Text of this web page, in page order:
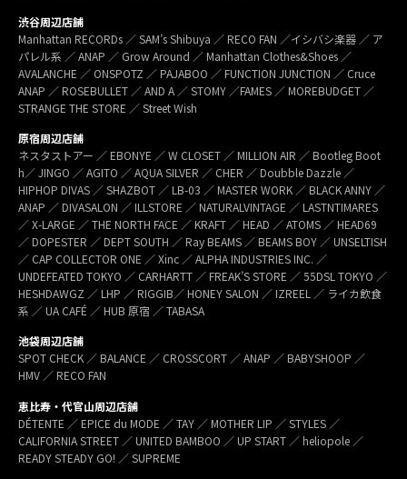
渋谷周辺店舗
Manhattan RECORDs ／ SAM’s Shibuya ／ RECO FAN ／イシバシ楽器 ／ ア
パレル系 ／ ANAP ／ Grow Around ／ Manhattan Clothes&Shoes ／
AVALANCHE ／ ONSPOTZ ／ PAJABOO ／ FUNCTION JUNCTION ／ Cruce
ANAP ／ ROSEBULLET ／ AND A ／ STOMY ／FAMES ／ MOREBUDGET ／
STRANGE THE STORE ／ Street Wish
原宿周辺店舗
ネスタストアー ／ EBONYE ／ W CLOSET ／ MILLION AIR ／ Bootleg Boot
h／ JINGO ／ AGITO ／ AQUA SILVER ／ CHER ／ Doubble Dazzle ／
HIPHOP DIVAS ／ SHAZBOT ／ LB-03 ／ MASTER WORK ／ BLACK ANNY ／
ANAP ／ DIVASALON ／ ILLSTORE ／ NATURALVINTAGE ／ LASTNTIMARES
／ X-LARGE ／ THE NORTH FACE ／ KRAFT ／ HEAD ／ ATOMS ／ HEAD69
／ DOPESTER ／ DEPT SOUTH ／ Ray BEAMS ／ BEAMS BOY ／ UNSELTISH
／ CAP COLLECTOR ONE ／ Xinc ／ ALPHA INDUSTRIES INC. ／
UNDEFEATED TOKYO ／ CARHARTT ／ FREAK’S STORE ／ 55DSL TOKYO ／
HESHDAWGZ ／ LHP ／ RIGGIB／ HONEY SALON ／ IZREEL ／ ライカ飲食
系 ／ UA CAFÉ ／ HUB 原宿 ／ TABASA
池袋周辺店舗
SPOT CHECK ／ BALANCE ／ CROSSCORT ／ ANAP ／ BABYSHOOP ／
HMV ／ RECO FAN
恵比寿・代官山周辺店舗
DÉTENTE ／ EPICE du MODE ／ TAY ／ MOTHER LIP ／ STYLES ／
CALIFORNIA STREET ／ UNITED BAMBOO ／ UP START ／ heliopole ／
READY STEADY GO! ／ SUPREME